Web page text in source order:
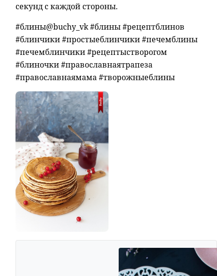
секунд с каждой стороны.
#блины@buchy_vk #блины #рецептблинов
#блинчики #простыеблинчики #печемблины
#печемблинчики #рецептыстворогом
#блиночки #православнаятрапеза
#православнаямама #творожныеблины